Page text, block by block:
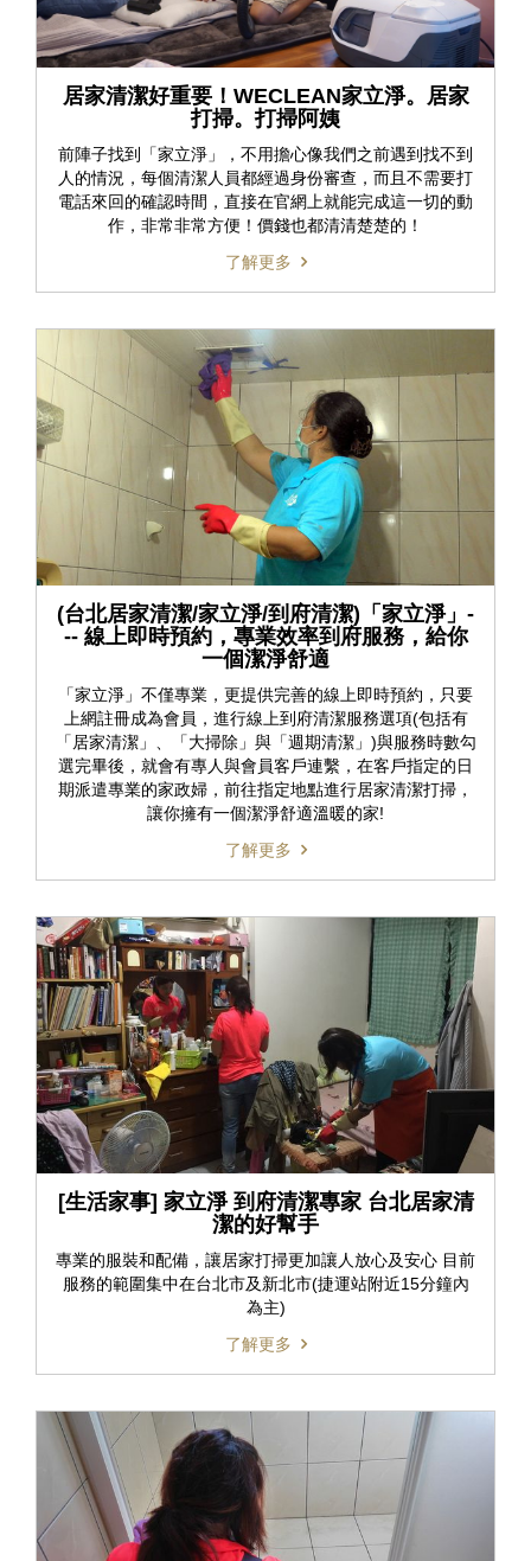
居家清潔好重要！WECLEAN家立淨。居家
打掃。打掃阿姨
前陣子找到「家立淨」，不用擔心像我們之前遇到找不到
人的情況，每個清潔人員都經過身份審查，而且不需要打
電話來回的確認時間，直接在官網上就能完成這一切的動
作，非常非常方便！價錢也都清清楚楚的！
了解更多
(台北居家清潔/家立淨/到府清潔)「家立淨」-
-- 線上即時預約，專業效率到府服務，給你
一個潔淨舒適
「家立淨」不僅專業，更提供完善的線上即時預約，只要
上網註冊成為會員，進行線上到府清潔服務選項(包括有
「居家清潔」、「大掃除」與「週期清潔」)與服務時數勾
選完畢後，就會有專人與會員客戶連繫，在客戶指定的日
期派遣專業的家政婦，前往指定地點進行居家清潔打掃，
讓你擁有一個潔淨舒適溫暖的家!
了解更多
[生活家事] 家立淨 到府清潔專家 台北居家清
潔的好幫手
專業的服裝和配備，讓居家打掃更加讓人放心及安心 目前
服務的範圍集中在台北市及新北市(捷運站附近15分鐘內
為主)
了解更多